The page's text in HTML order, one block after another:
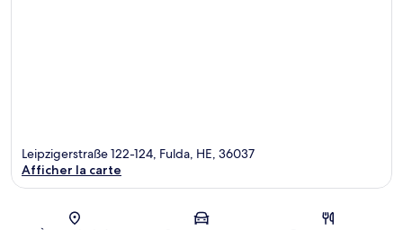
Carte
Leipzigerstraße 122-124, Fulda, HE, 36037
Afficher la carte